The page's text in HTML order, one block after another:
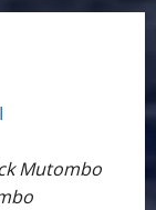
Mutombo